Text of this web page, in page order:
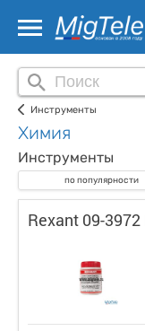
Инструменты
Химия
Инструменты
по популярности
Rexant 09-